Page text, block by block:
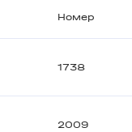
Номер
1738
2009